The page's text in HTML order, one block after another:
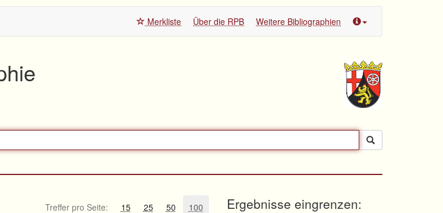
Merkliste Über die RPB Weitere Bibliographien
Treffer pro Seite: 15 25 50 100 Ergebnisse eingrenzen: